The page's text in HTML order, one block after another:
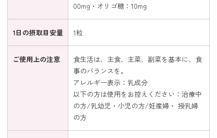
00mg・オリゴ糖：10mg
1日の摂取目安量 1粒
ご使用上の注意
食生活は、主食、主菜、副菜を基本に、食
事のバランスを。
アレルギー表示：乳成分
以下の方は使用をお控えください：治療中
の方/乳幼児・小児の方/妊産婦・ 授乳婦
の方